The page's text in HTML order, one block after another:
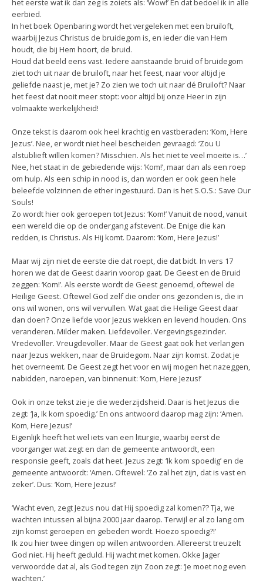
het eerste wat ik dan zeg is zoiets als: ‘Wow!’ En dat bedoel ik in alle
eerbied.
In het boek Openbaring wordt het vergeleken met een bruiloft,
waarbij Jezus Christus de bruidegom is, en ieder die van Hem
houdt, die bij Hem hoort, de bruid.
Houd dat beeld eens vast. Iedere aanstaande bruid of bruidegom
ziet toch uit naar de bruiloft, naar het feest, naar voor altijd je
geliefde naast je, met je? Zo zien we toch uit naar dé Bruiloft? Naar
het feest dat nooit meer stopt: voor altijd bij onze Heer in zijn
volmaakte werkelijkheid!
Onze tekst is daarom ook heel krachtig en vastberaden: ‘Kom, Here
Jezus’. Nee, er wordt niet heel bescheiden gevraagd: ‘Zou U
alstublieft willen komen? Misschien. Als het niet te veel moeite is…’
Nee, het staat in de gebiedende wijs: ‘Kom!’, maar dan als een roep
om hulp. Als een schip in nood is, dan worden er ook geen hele
beleefde volzinnen de ether ingestuurd. Dan is het S.O.S.: Save Our
Souls!
Zo wordt hier ook geroepen tot Jezus: ‘Kom!’ Vanuit de nood, vanuit
een wereld die op de ondergang afstevent. De Enige die kan
redden, is Christus. Als Hij komt. Daarom: ‘Kom, Here Jezus!’
Maar wij zijn niet de eerste die dat roept, die dat bidt. In vers 17
horen we dat de Geest daarin voorop gaat. De Geest en de Bruid
zeggen: ‘Kom!’. Als eerste wordt de Geest genoemd, oftewel de
Heilige Geest. Oftewel God zelf die onder ons gezonden is, die in
ons wil wonen, ons wil vervullen. Wat gaat die Heilige Geest daar
dan doen? Onze liefde voor Jezus wekken en levend houden. Ons
veranderen. Milder maken. Liefdevoller. Vergevingsgezinder.
Vredevoller. Vreugdevoller. Maar de Geest gaat ook het verlangen
naar Jezus wekken, naar de Bruidegom. Naar zijn komst. Zodat je
het overneemt. De Geest zegt het voor en wij mogen het nazeggen,
nabidden, naroepen, van binnenuit: ‘Kom, Here Jezus!’
Ook in onze tekst zie je die wederzijdsheid. Daar is het Jezus die
zegt: ‘Ja, Ik kom spoedig.’ En ons antwoord daarop mag zijn: ‘Amen.
Kom, Here Jezus!’
Eigenlijk heeft het wel iets van een liturgie, waarbij eerst de
voorganger wat zegt en dan de gemeente antwoordt, een
responsie geeft, zoals dat heet. Jezus zegt: ‘Ik kom spoedig’ en de
gemeente antwoordt: ‘Amen. Oftewel: ‘Zo zal het zijn, dat is vast en
zeker’. Dus: ‘Kom, Here Jezus!’
‘Wacht even, zegt Jezus nou dat Hij spoedig zal komen?? Tja, we
wachten intussen al bijna 2000 jaar daarop. Terwijl er al zo lang om
zijn komst geroepen en gebeden wordt. Hoezo spoedig?!’
Ik zou hier twee dingen op willen antwoorden. Allereerst treuzelt
God niet. Hij heeft geduld. Hij wacht met komen. Okke Jager
verwoordde dat al, als God tegen zijn Zoon zegt: ‘Je moet nog even
wachten.’